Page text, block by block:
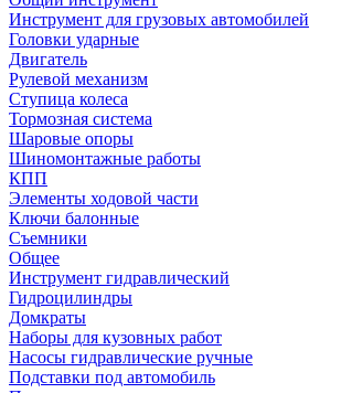
Инструмент для грузовых автомобилей
Головки ударные
Двигатель
Рулевой механизм
Ступица колеса
Тормозная система
Шаровые опоры
Шиномонтажные работы
КПП
Элементы ходовой части
Ключи балонные
Съемники
Общее
Инструмент гидравлический
Гидроцилиндры
Домкраты
Наборы для кузовных работ
Насосы гидравлические ручные
Подставки под автомобиль